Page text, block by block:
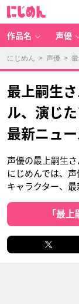
作品名 声優
にじめん > 声優 > 最
最上嗣生
ル、演じ
最新ニュー
声優の最上嗣生
にじめんでは、
キャラクター、
「最